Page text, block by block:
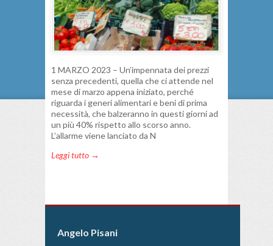
1 MARZO 2023 – Un’impennata dei prezzi
senza precedenti, quella che ci attende nel
mese di marzo appena iniziato, perché
riguarda i generi alimentari e beni di prima
necessità, che balzeranno in questi giorni ad
un più 40% rispetto allo scorso anno.
L’allarme viene lanciato da N
Leggi tutto →
Angelo Pisani